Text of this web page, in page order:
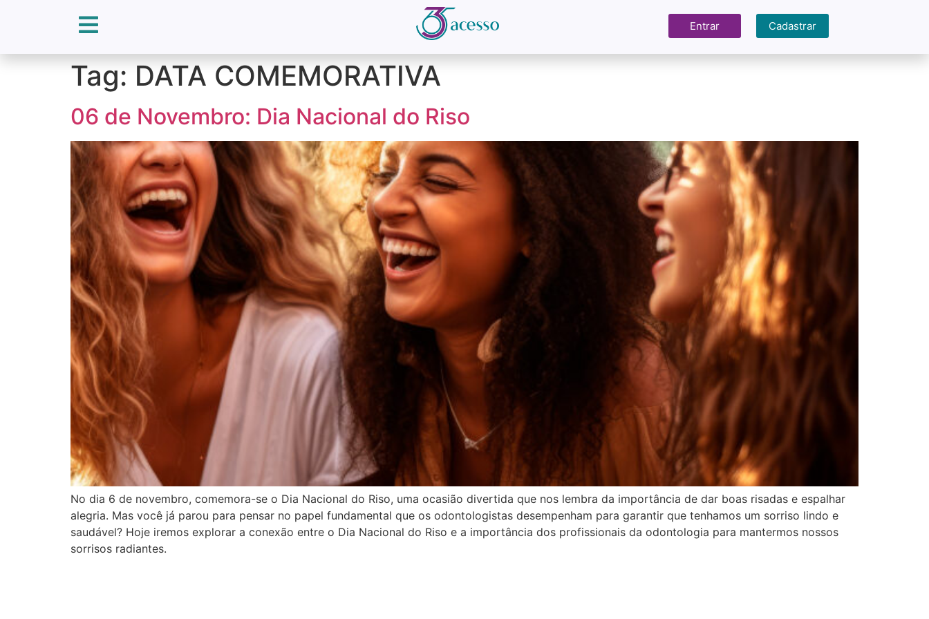
Entrar Cadastrar
Tag: DATA COMEMORATIVA
06 de Novembro: Dia Nacional do Riso
No dia 6 de novembro, comemora-se o Dia Nacional do Riso, uma ocasião divertida que nos lembra da importância de dar boas risadas e espalhar
alegria. Mas você já parou para pensar no papel fundamental que os odontologistas desempenham para garantir que tenhamos um sorriso lindo e
saudável? Hoje iremos explorar a conexão entre o Dia Nacional do Riso e a importância dos profissionais da odontologia para mantermos nossos
sorrisos radiantes.